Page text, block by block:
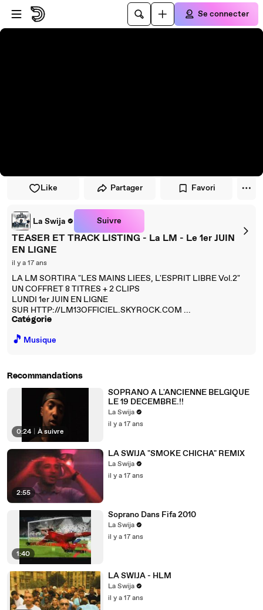
Passer au player
Passer au contenu principal
Se connecter
Like Partager Favori
La Swija Suivre
TEASER ET TRACK LISTING - La LM - Le 1er JUIN
EN LIGNE
il y a 17 ans
LA LM SORTIRA "LES MAINS LIEES, L'ESPRIT LIBRE Vol.2"
UN COFFRET 8 TITRES + 2 CLIPS
LUNDI 1er JUIN EN LIGNE
SUR HTTP://LM13OFFICIEL.SKYROCK.COM ...
Catégorie
🎵 Musique
Recommandations
0:24 À suivre
SOPRANO A L'ANCIENNE BELGIQUE
LE 19 DECEMBRE.!!
La Swija
il y a 17 ans
2:55
LA SWIJA "SMOKE CHICHA" REMIX
La Swija
il y a 17 ans
1:40
Soprano Dans Fifa 2010
La Swija
il y a 17 ans
LA SWIJA - HLM
La Swija
il y a 17 ans